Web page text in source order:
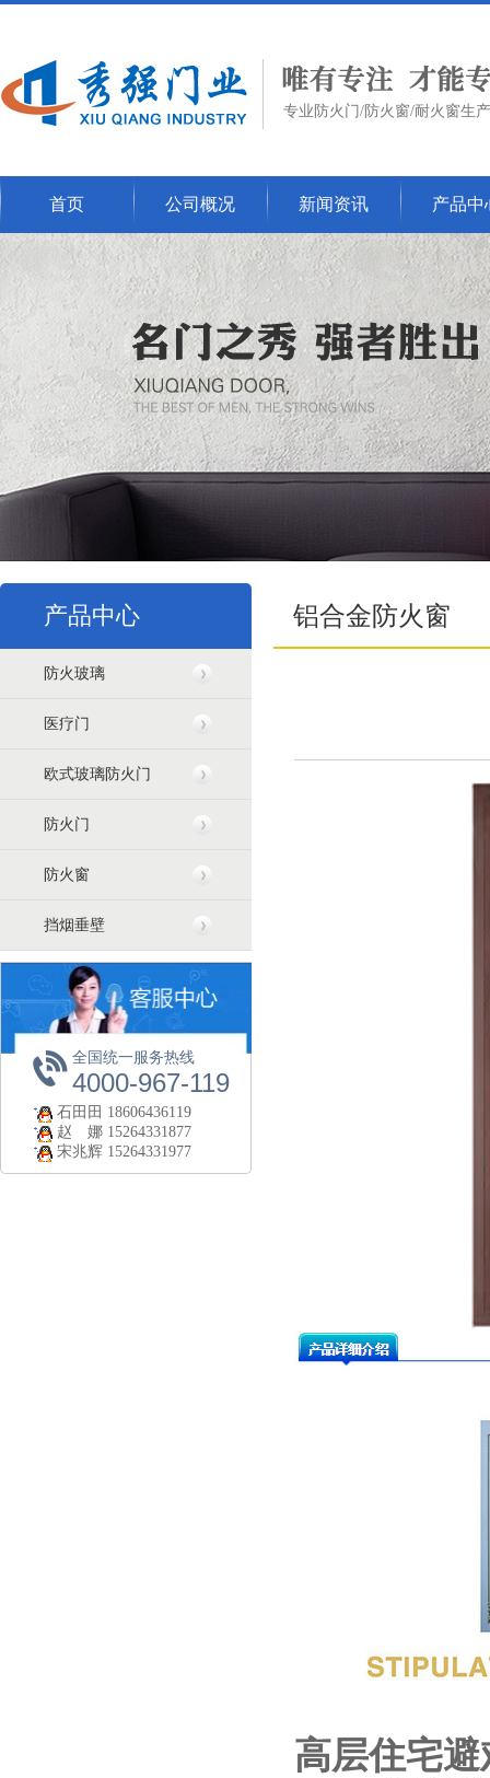
专业防火门/防火窗/耐火窗生
首页 公司概况 新闻资讯 产品中
产品中心
防火玻璃
医疗门
欧式玻璃防火门
防火门
防火窗
挡烟垂壁
全国统一服务热线
4000-967-119
石田田 18606436119
赵 娜 15264331877
宋兆辉 15264331977
铝合金防火窗
高层住宅